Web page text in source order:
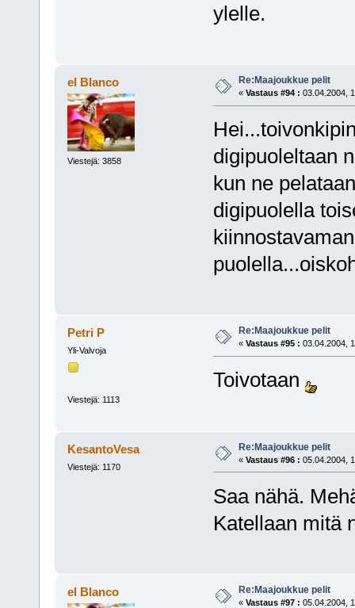
ylelle.
el Blanco
Viestejä: 3858
Re:Maajoukkue pelit
« Vastaus #94 : 03.04.2004,
digipuoleltaan
kun ne
digipuolella
Petri P
Yli-Valvoja
Viestejä: 1113
Re:Maajoukkue pelit
« Vastaus #95 : 03.04.2004,
Toivotaan
KesantoVesa
Viestejä: 1170
Re:Maajoukkue pelit
« Vastaus #96 : 05.04.2004,
Saa nähä.
Katellaan mitä
el Blanco Re:Maajoukkue pelit
« Vastaus #97 : 05.04.2004,